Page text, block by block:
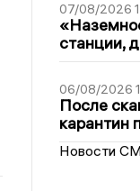
07/08/2026
станции,
06/08/2026
После
карантин
Новости